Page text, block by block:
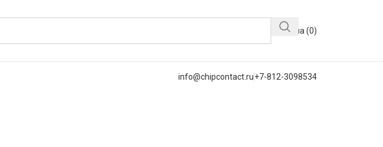
Корзина (0)
info@chipcontact.ru+7-812-3098534